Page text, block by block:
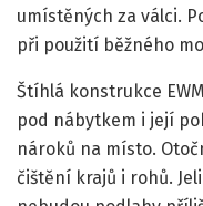
umístěných za válci.
při použití běžného
Štíhlá konstrukce
pod nábytkem i její
nároků na místo.
čištění krajů i rohů.